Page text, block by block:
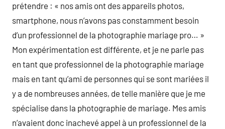
prétendre : « nos amis ont des appareils photos,
smartphone, nous n’avons pas constamment besoin
d’un professionnel de la photographie mariage pro… »
Mon expérimentation est différente, et je ne parle pas
en tant que professionnel de la photographie mariage
mais en tant qu’ami de personnes qui se sont mariées il
y a de nombreuses années, de telle manière que je me
spécialise dans la photographie de mariage. Mes amis
n’avaient donc inachevé appel à un professionnel de la